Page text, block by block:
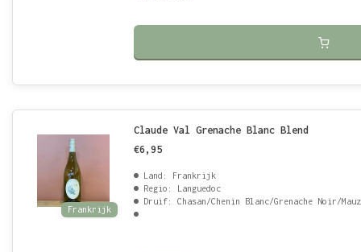
Frankrijk
Claude Val Grenache Blanc Blend
€6,95
Land: Frankrijk
Regio: Languedoc
Druif: Chasan/Chenin Blanc/Grenache Noir/